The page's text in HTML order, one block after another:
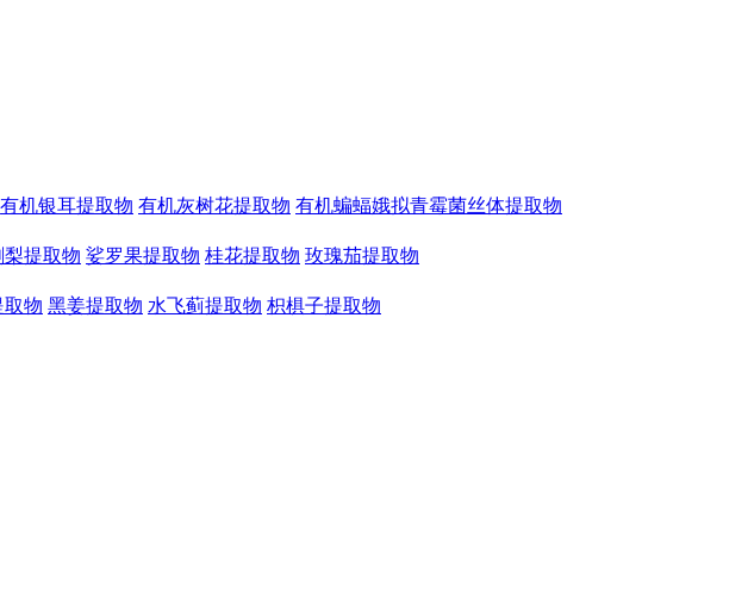
有机银耳提取物 有机灰树花提取物 有机蝙蝠娥拟青霉菌丝体提取物
梨提取物 娑罗果提取物 桂花提取物 玫瑰茄提取物
取物 黑姜提取物 水飞蓟提取物 枳椇子提取物